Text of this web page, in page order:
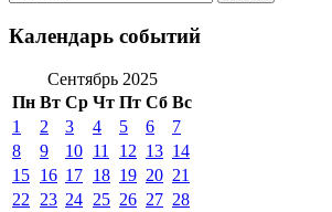
Календарь событий
Сентябрь 2025
Пн Вт Ср Чт Пт Сб Вс
1 2 3 4 5 6
7
8
9 10 11 12 13 14
15 16 17 18 19 20 21
22
23 24 25 26 27 28